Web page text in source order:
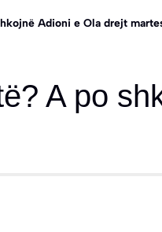
Adioni e Ola drejt
A po